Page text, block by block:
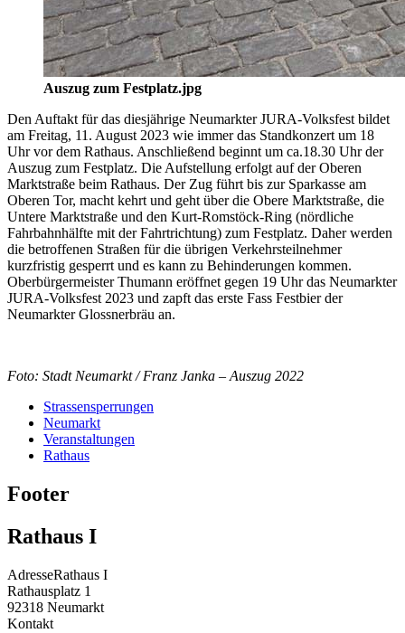
Auszug zum Festplatz.jpg
Den Auftakt für das diesjährige Neumarkter JURA-Volksfest bildet
am Freitag, 11. August 2023 wie immer das Standkonzert um 18
Uhr vor dem Rathaus. Anschließend beginnt um ca.18.30 Uhr der
Auszug zum Festplatz. Die Aufstellung erfolgt auf der Oberen
Marktstraße beim Rathaus. Der Zug führt bis zur Sparkasse am
Oberen Tor, macht kehrt und geht über die Obere Marktstraße, die
Untere Marktstraße und den Kurt-Romstöck-Ring (nördliche
Fahrbahnhälfte mit der Fahrtrichtung) zum Festplatz. Daher werden
die betroffenen Straßen für die übrigen Verkehrsteilnehmer
kurzfristig gesperrt und es kann zu Behinderungen kommen.
Oberbürgermeister Thumann eröffnet gegen 19 Uhr das Neumarkter
JURA-Volksfest 2023 und zapft das erste Fass Festbier der
Neumarkter Glossnerbräu an.
Foto: Stadt Neumarkt / Franz Janka – Auszug 2022
Strassensperrungen
Neumarkt
Veranstaltungen
Rathaus
Footer
Rathaus I
AdresseRathaus I
Rathausplatz 1
92318 Neumarkt
Kontakt